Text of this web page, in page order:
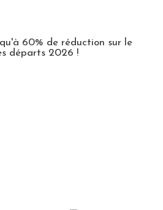
60% de réduction sur le
départs 2026 !